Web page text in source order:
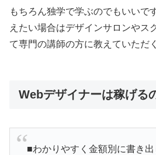
もちろん独学で学ぶのでもいいで
えたい場合はデザインサロンやス
て専門の講師の方に教えていただ
Webデザイナーは稼げる
■わかりやすく金額別に書き